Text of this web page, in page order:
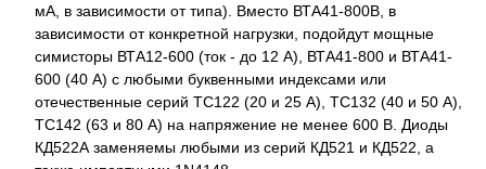
мА, в зависимости от типа). Вместо ВТА41-800В, в
зависимости от конкретной нагрузки, подойдут мощные
симисторы ВТА12-600 (ток - до 12 А), ВТА41-800 и ВТА41-
600 (40 А) с любыми буквенными индексами или
отечественные серий ТС122 (20 и 25 А), ТС132 (40 и 50 А),
ТС142 (63 и 80 А) на напряжение не менее 600 В. Диоды
КД522А заменяемы любыми из серий КД521 и КД522, а